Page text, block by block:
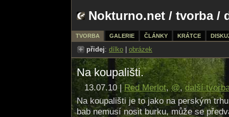
Nokturno.net / tvorba/
TVORBA GALERIE ČLÁNKY KRÁTCE
přidej: dílko obrázek
Na koupališti.
13.07.10 | Red Merlot,@,další
Na koupališti je to jako na perským
bab nemusí nosit burku, může se